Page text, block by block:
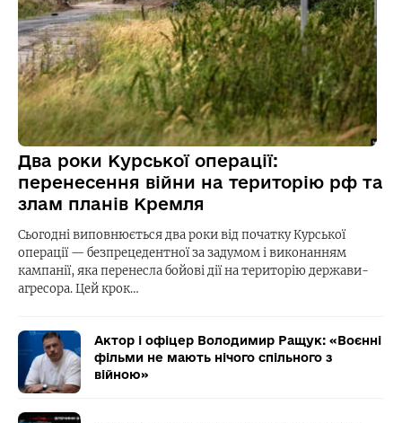
Два роки Курської операції:
перенесення війни на територію рф та
злам планів Кремля
Сьогодні виповнюється два роки від початку Курської
операції — безпрецедентної за задумом і виконанням
кампанії, яка перенесла бойові дії на територію держави-
агресора. Цей крок…
Актор і офіцер Володимир Ращук: «Воєнні
фільми не мають нічого спільного з
війною»